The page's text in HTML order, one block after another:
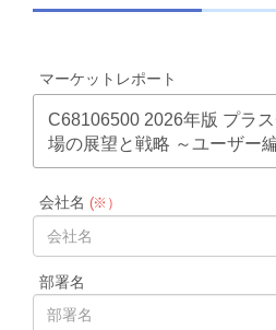
マーケットレポート
C68106500 2026年版 プラ
場の展望と戦略 ～ユーザー
会社名 (※）
部署名